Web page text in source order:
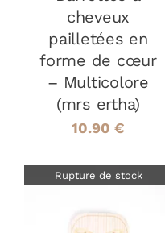
cheveux
pailletées en
forme de cœur
– Multicolore
(mrs ertha)
10.90 €
Rupture de stock